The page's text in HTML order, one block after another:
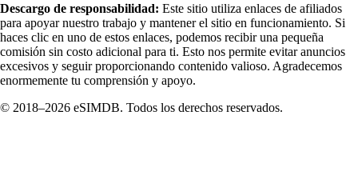
Descargo de responsabilidad: Este sitio utiliza enlaces de afiliados
para apoyar nuestro trabajo y mantener el sitio en funcionamiento. Si
haces clic en uno de estos enlaces, podemos recibir una pequeña
comisión sin costo adicional para ti. Esto nos permite evitar anuncios
excesivos y seguir proporcionando contenido valioso. Agradecemos
enormemente tu comprensión y apoyo.
© 2018–2026 eSIMDB. Todos los derechos reservados.